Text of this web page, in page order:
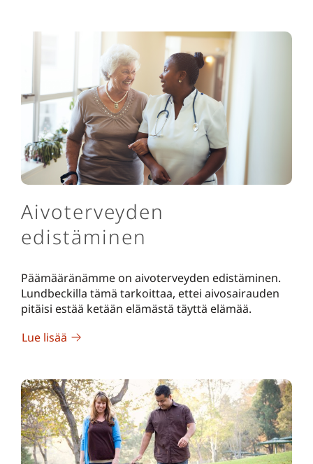
Aivoterveyden
edistäminen
Päämääränämme on aivoterveyden edistäminen.
Lundbeckilla tämä tarkoittaa, ettei aivosairauden
pitäisi estää ketään elämästä täyttä elämää.
Lue lisää